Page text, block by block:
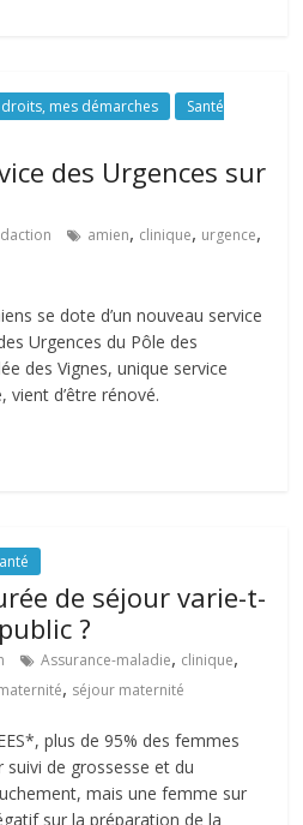
droits, mes démarches
Santé
des Urgences sur
amien, clinique, urgence,
se dote d’un nouveau service
Urgences du Pôle des
des Vignes, unique service
vient d’être rénové.
de séjour varie-t-
?
Assurance-maladie, clinique,
, séjour maternité
plus de 95% des femmes
de grossesse et du
mais une femme sur
sur la préparation de la